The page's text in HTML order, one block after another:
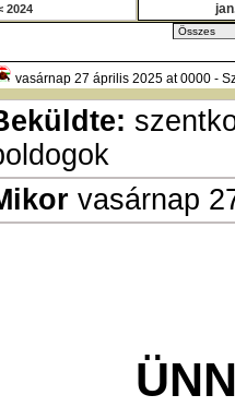
2024
vasárnap 27 április 2025 at 0000 -
vasárnap